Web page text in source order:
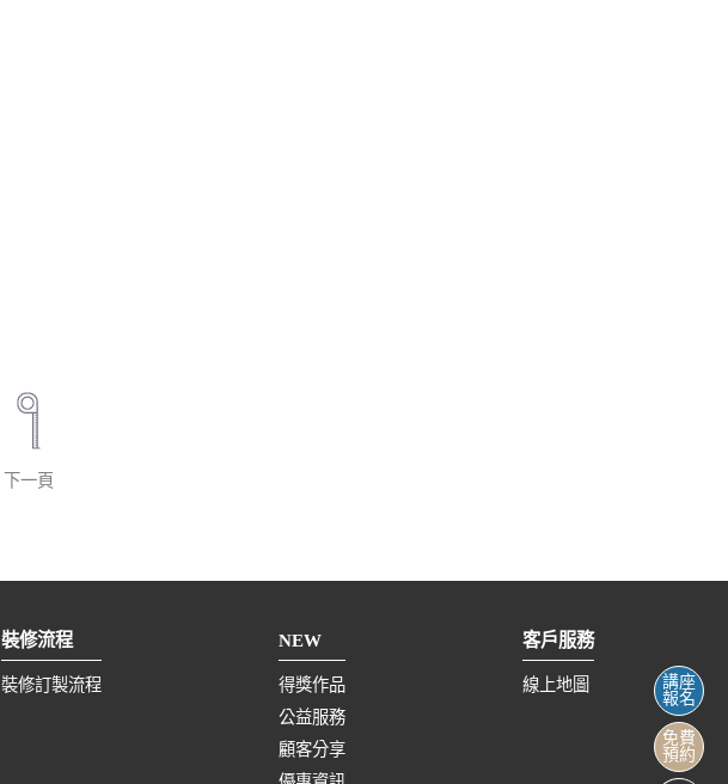
下一頁
裝修流程
裝修訂製流程
NEW
得獎作品
公益服務
顧客分享
客戶服務
線上地圖
講座
報名
免費
預約